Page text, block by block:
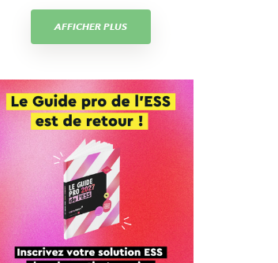
AFFICHER PLUS